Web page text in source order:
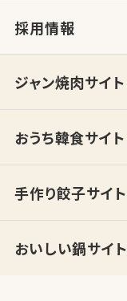
採用情報
ジャン焼肉サイト
おうち韓食サイト
手作り餃子サイト
おいしい鍋サイト